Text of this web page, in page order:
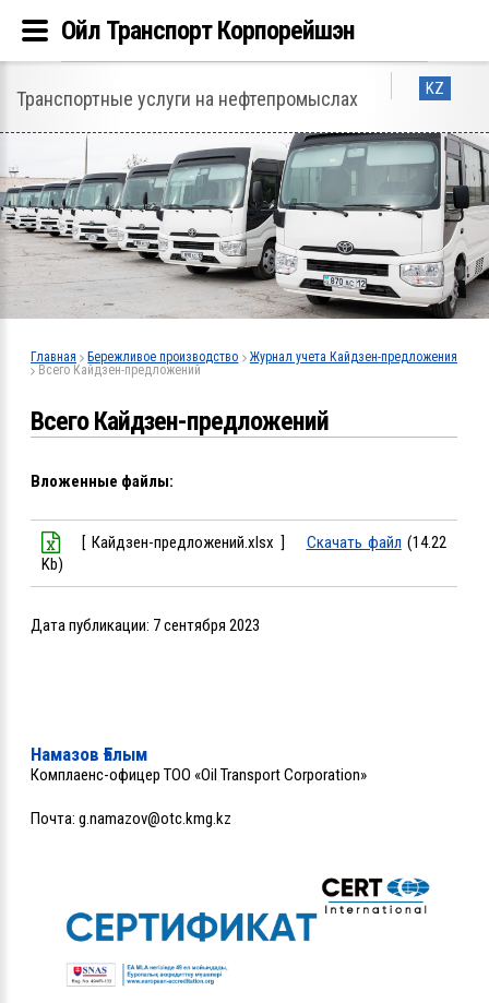
KZ
Транспортные услуги на нефтепромыслах
Главная Бережливое производство
Журнал учета Кайдзен-предложения
Всего Кайдзен-предложений
Всего Кайдзен-предложений
Вложенные файлы:
[ Кайдзен-предложений.xlsx ] Скачать файл (14.22
Kb)
Дата публикации: 7 сентября 2023
Намазов Ғалым
Комплаенс-офицер ТОО «Oil Transport Corporation»
Почта: g.namazov@otc.kmg.kz
Ойл Транспорт Корпорейшэн